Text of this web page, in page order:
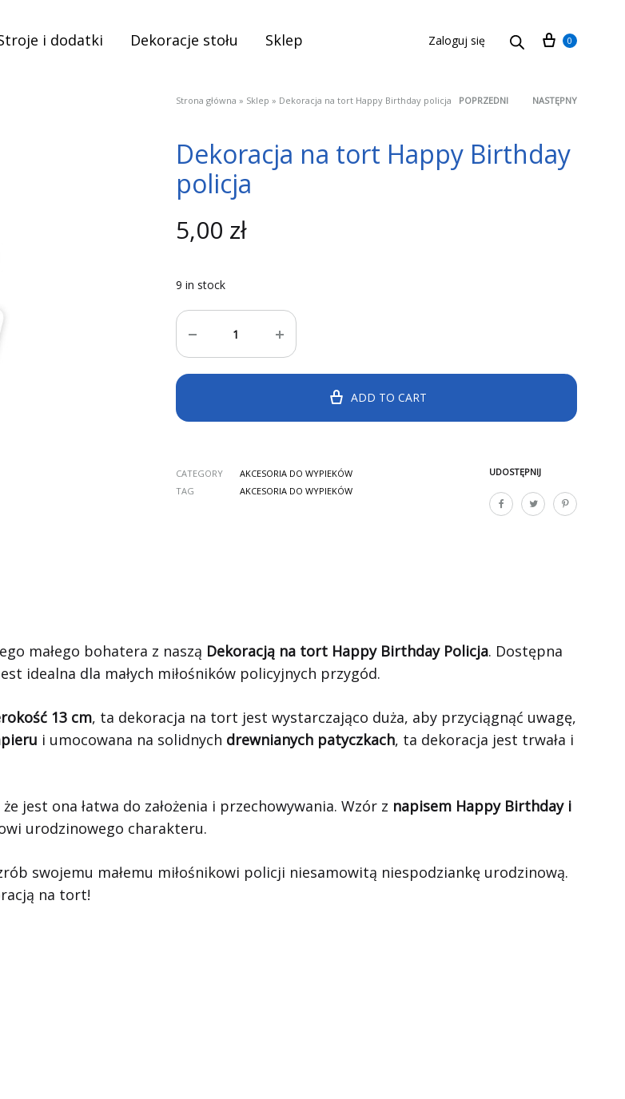
i dodatki Dekoracje stołu Sklep Zaloguj się Cart
0
Strona główna » Sklep » Dekoracja na tort Happy Birthday policja
Product
navigation
POPRZEDNI NASTĘPNY
Dekoracja na tort Happy Birthday
policja
5,00 zł
9 in stock
Quantity
ADD TO CART
UDOSTĘPNIJ
CATEGORY
AKCESORIA DO WYPIEKÓW
TAG
AKCESORIA DO WYPIEKÓW
małego bohatera z naszą Dekoracją na tort Happy Birthday Policja. Dostępna
idealna dla małych miłośników policyjnych przygód.
13 cm, ta dekoracja na tort jest wystarczająco duża, aby przyciągnąć uwagę,
i umocowana na solidnych drewnianych patyczkach, ta dekoracja jest trwała i
jest ona łatwa do założenia i przechowywania. Wzór z napisem Happy Birthday i
urodzinowego charakteru.
swojemu małemu miłośnikowi policji niesamowitą niespodziankę urodzinową.
na tort!